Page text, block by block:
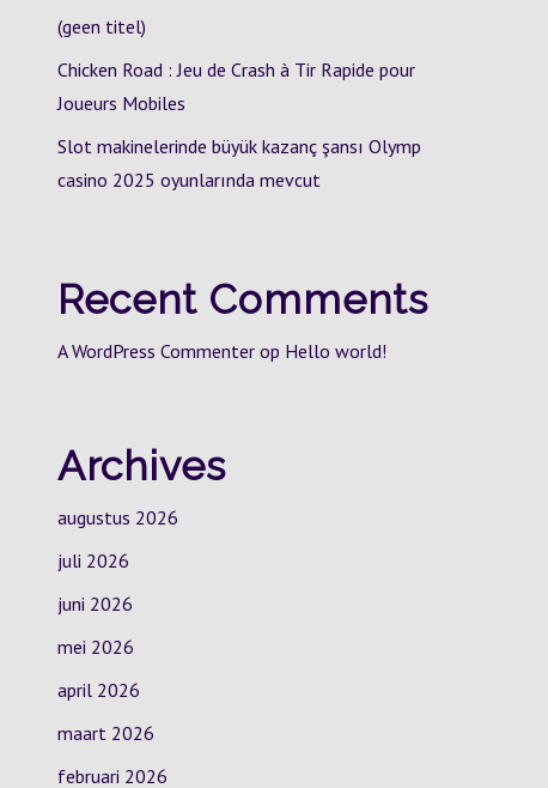
(geen titel)
Chicken Road : Jeu de Crash à Tir Rapide pour
Joueurs Mobiles
Slot makinelerinde büyük kazanç şansı Olymp
casino 2025 oyunlarında mevcut
Recent Comments
A WordPress Commenterop Hello world!
Archives
augustus 2026
juli 2026
juni 2026
mei 2026
april 2026
maart 2026
februari 2026